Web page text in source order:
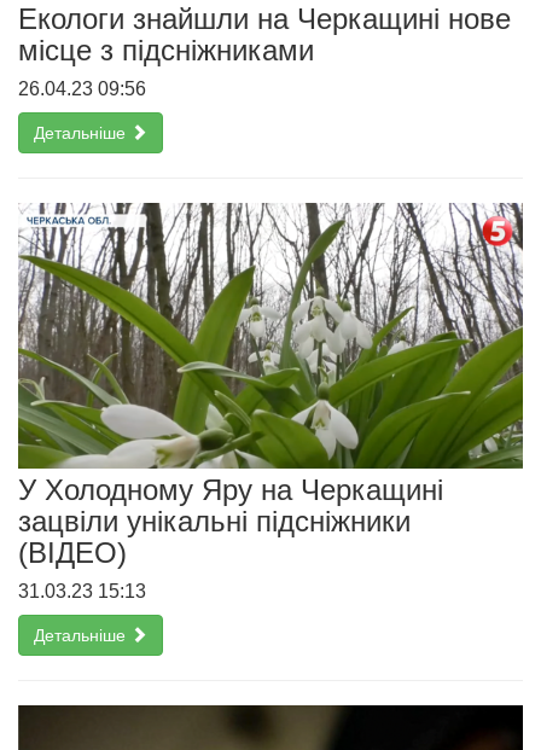
Екологи знайшли на Черкащині нове
місце з підсніжниками
26.04.23 09:56
Детальніше
У Холодному Яру на Черкащині
зацвіли унікальні підсніжники
(ВІДЕО)
31.03.23 15:13
Детальніше